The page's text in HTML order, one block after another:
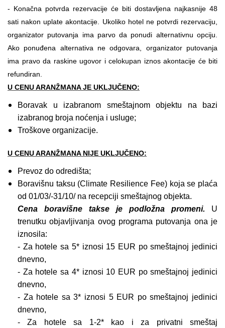
- Konačna potvrda rezervacije će biti dostavljena najkasnije 48
sati nakon uplate akontacije. Ukoliko hotel ne potvrdi rezervaciju,
organizator putovanja ima parvo da ponudi alternativnu opciju.
Ako ponuđena alternativa ne odgovara, organizator putovanja
ima pravo da raskine ugovor i celokupan iznos akontacije će biti
refundiran.
U CENU ARANŽMANA JE UKLJUČENO:
Boravak u izabranom smeštajnom objektu na bazi
izabranog broja noćenja i usluge;
Troškove organizacije.
U CENU ARANŽMANA NIJE UKLJUČENO:
Prevoz do odredišta;
Boravišnu taksu (Climate Resilience Fee) koja se plaća
od 01/03/-31/10/ na recepciji smeštajnog objekta.
Cena boravišne takse je podložna promeni. U
trenutku objavljivanja ovog programa putovanja ona je
iznosila:
- Za hotele sa 5* iznosi 15 EUR po smeštajnoj jedinici
dnevno,
- Za hotele sa 4* iznosi 10 EUR po smeštajnoj jedinici
dnevno,
- Za hotele sa 3* iznosi 5 EUR po smeštajnoj jedinici
dnevno,
- Za hotele sa 1-2* kao i za privatni smeštaj